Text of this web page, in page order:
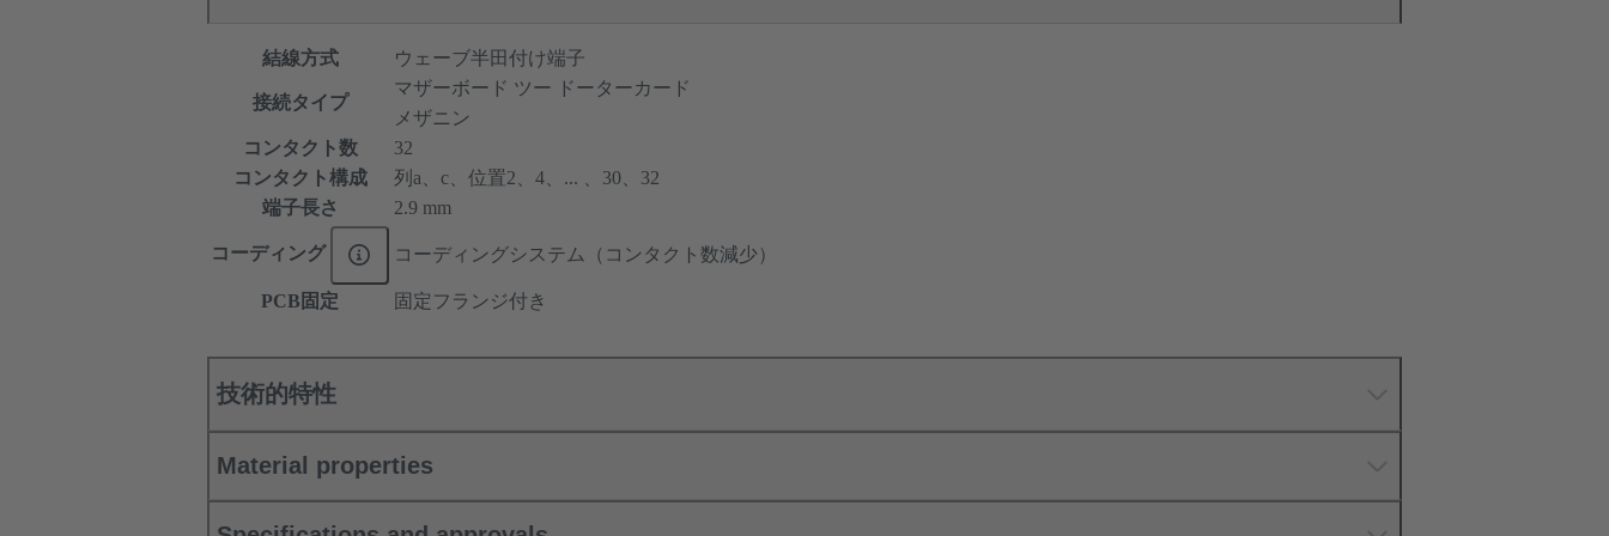
結線方式 ウェーブ半田付け端子
接続タイプ
マザーボード ツー ドーターカード
メザニン
コンタクト数
32
コンタクト構成
列a、c、位置2、4、... 、30、32
端子長さ
2.9 mm
コーディング コーディングシステム（コンタクト数減少）
PCB固定 固定フランジ付き
技術的特性
Material properties